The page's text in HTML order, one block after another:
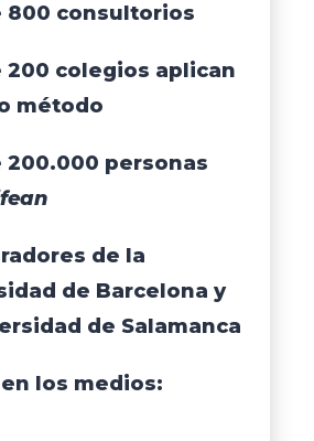
800 consultorios
200 colegios aplican
método
200.000 personas
de la
de Barcelona y
de Salamanca
los medios: